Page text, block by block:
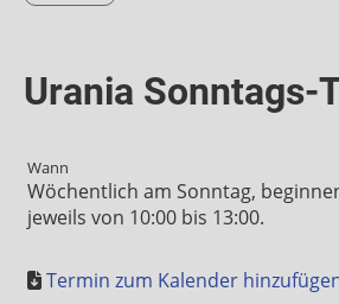
Urania Sonntags-
Wann
Wöchentlich am Sonntag,
jeweils von 10:00 bis 13:00.
Termin zum Kalender